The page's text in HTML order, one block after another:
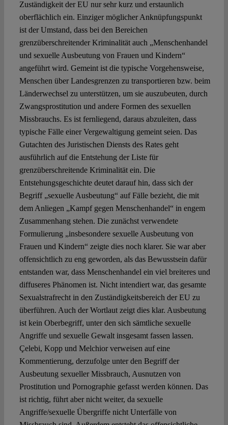
Zuständigkeit der EU nur sehr kurz und erstaunlich
oberflächlich ein. Einziger möglicher Anknüpfungspunkt
ist der Umstand, dass bei den Bereichen
grenzüberschreitender Kriminalität auch „Menschenhandel
und sexuelle Ausbeutung von Frauen und Kindern“
angeführt wird. Gemeint ist die typische Vorgehensweise,
Menschen über Landesgrenzen zu transportieren bzw. beim
Länderwechsel zu unterstützen, um sie auszubeuten, durch
Zwangsprostitution und andere Formen des sexuellen
Missbrauchs. Es ist fernliegend, daraus abzuleiten, dass
typische Fälle einer Vergewaltigung gemeint seien. Das
Gutachten des Juristischen Diensts des Rates geht
ausführlich auf die Entstehung der Liste für
grenzüberschreitende Kriminalität ein. Die
Entstehungsgeschichte deutet darauf hin, dass sich der
Begriff „sexuelle Ausbeutung“ auf Fälle bezieht, die mit
dem Anliegen „Kampf gegen Menschenhandel“ in engem
Zusammenhang stehen. Die zunächst verwendete
Formulierung „insbesondere sexuelle Ausbeutung von
Frauen und Kindern“ zeigte dies noch klarer. Sie war aber
offensichtlich zu eng geworden, als das Bewusstsein dafür
entstanden war, dass Menschenhandel ein viel breiteres und
diffuseres Phänomen ist. Nicht intendiert war, das gesamte
Sexualstrafrecht in den Zuständigkeitsbereich der EU zu
überführen. Auch der Wortlaut zeigt dies klar. Ausbeutung
ist kein Oberbegriff, unter den sich sämtliche sexuelle
Angriffe und sexuelle Gewalt insgesamt fassen lassen.
Çelebi, Kopp und Melchior verweisen auf eine
Kommentierung, derzufolge unter den Begriff der
Ausbeutung sexueller Missbrauch, Ausnutzen von
Prostitution und Pornographie gefasst werden können. Das
ist richtig, führt aber nicht weiter, da sexuelle
Angriffe/sexuelle Übergriffe nicht Unterfälle von